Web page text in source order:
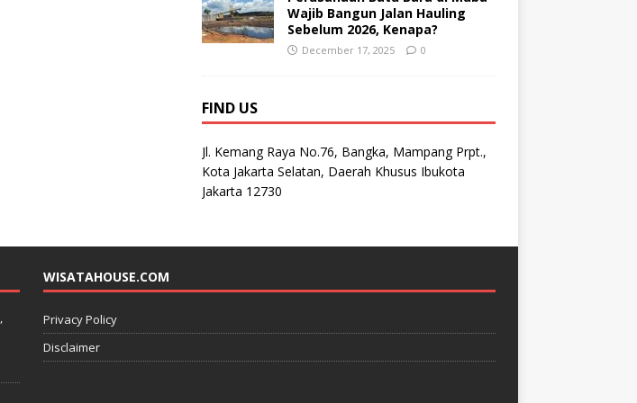
Wajib Bangun Jalan Hauling
Sebelum 2026, Kenapa?
December 17, 2025 0
FIND US
Jl. Kemang Raya No.76, Bangka, Mampang Prpt.,
Kota Jakarta Selatan, Daerah Khusus Ibukota
Jakarta 12730
WISATAHOUSE.COM
Privacy Policy
Disclaimer